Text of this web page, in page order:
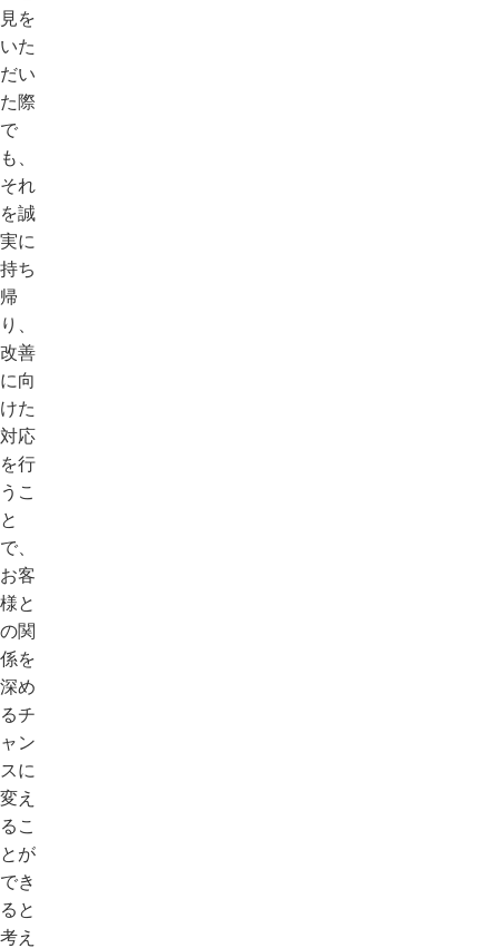
見を
いた
だい
た際
で
も、
それ
を誠
実に
持ち
帰
り、
改善
に向
けた
対応
を行
うこ
と
で、
お客
様と
の関
係を
深め
るチ
ャン
スに
変え
るこ
とが
でき
ると
考え